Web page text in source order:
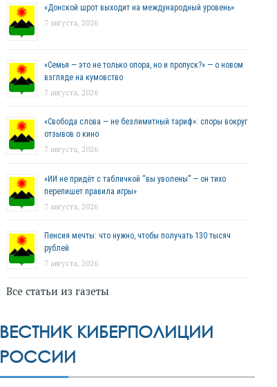
«Донской шрот выходит на международный уровень»
7 августа, 2026
«Семья — это не только опора, но и пропуск?» — о новом
взгляде на кумовство
7 августа, 2026
«Свобода слова — не безлимитный тариф»: споры вокруг
отзывов о кино
7 августа, 2026
«ИИ не придёт с табличкой “вы уволены” — он тихо
перепишет правила игры»
7 августа, 2026
Пенсия мечты: что нужно, чтобы получать 130 тысяч
рублей
7 августа, 2026
Все статьи из газеты
ВЕСТНИК КИБЕРПОЛИЦИИ
РОССИИ